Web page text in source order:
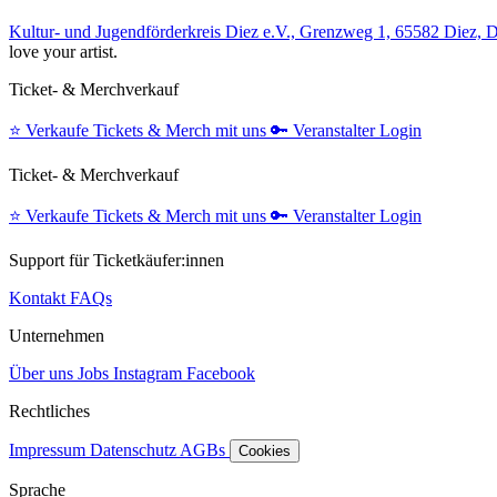
Kultur- und Jugendförderkreis Diez e.V., Grenzweg 1, 65582 Diez,
love your artist.
Ticket- & Merchverkauf
⭐️ Verkaufe Tickets & Merch mit uns 🔑 Veranstalter Login
Ticket- & Merchverkauf
⭐️ Verkaufe Tickets & Merch mit uns 🔑 Veranstalter Login
Support für Ticketkäufer:innen
Kontakt FAQs
Unternehmen
Über uns Jobs Instagram Facebook
Rechtliches
Impressum Datenschutz AGBs Cookies
Sprache